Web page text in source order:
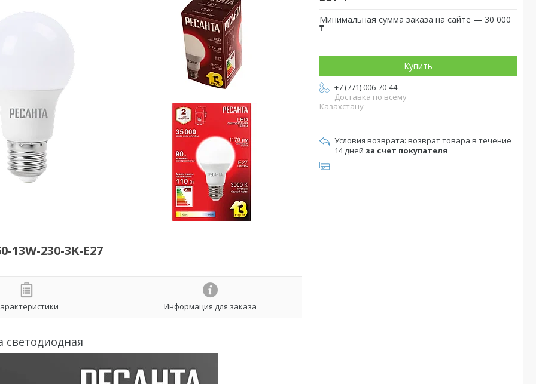
230-3K-E27
Информация для заказа
светодиодная
Минимальная сумма заказа на сайте — 30 000
₸
Купить
+7 (771) 006-70-44
Доставка по всему
Казахстану
возврат товара в течение
14 дней за счет покупателя